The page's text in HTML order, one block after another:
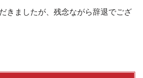
きましたが、残念ながら辞退でござ